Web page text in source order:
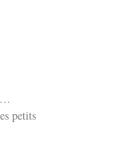
petits